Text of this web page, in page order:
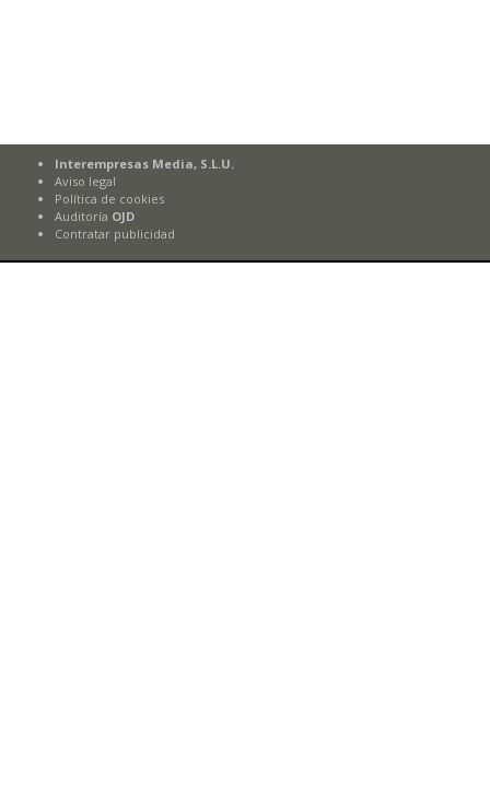
Interempresas Media, S.L.U.
Aviso legal
Política de cookies
Auditoría OJD
Contratar publicidad